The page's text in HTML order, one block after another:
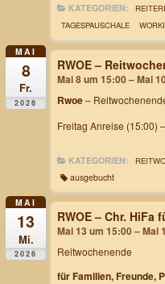
KATEGORIEN:
TAGESPAUSCHALE
MAI
8
Fr.
2026
RWOE –
Mai 8 um 15:00 – Mai
Rwoe–
Freitag Anreise (15:00)
KATEGORIEN:
ausgebucht
MAI
13
Mi.
2026
RWOE – Chr. HiFa
Mai 13 um 15:00 – Mai
Reitwochenende
für Familien, Freunde,